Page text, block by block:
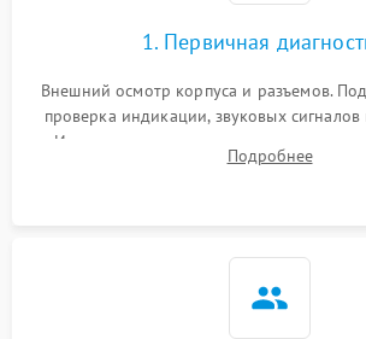
1. Первичная
Внешний осмотр корпуса и разъемов.
проверка индикации, звуковых
Измерение входного и выходного
реакции ИБП на отключение
Подробнее